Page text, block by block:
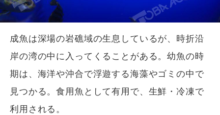
成魚は深場の岩礁域の生息しているが、時折沿
岸の湾の中に入ってくることがある。幼魚の時
期は、海洋や沖合で浮遊する海藻やゴミの中で
見つかる。食用魚として有用で、生鮮・冷凍で
利用される。